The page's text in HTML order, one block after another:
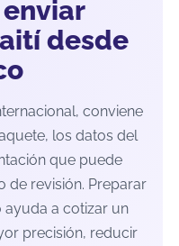
desde
conviene
los datos del
que puede
de revisión. Preparar
ayuda a cotizar un
precisión, reducir